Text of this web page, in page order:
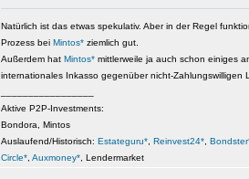
Natürlich ist das etwas spekulativ. Aber in der Regel
Prozess bei Mintos* ziemlich gut.
Außerdem hat Mintos* mittlerweile ja auch schon einiges
internationales Inkasso gegenüber nicht-Zahlungswilligen
Aktive P2P-Investments:
Bondora, Mintos
Auslaufend/Historisch: Estateguru* Reinvest24*
Circle* Auxmoney* , Lendermarket